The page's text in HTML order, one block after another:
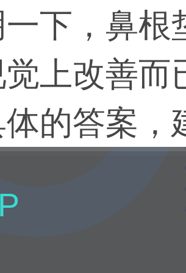
下，鼻根
上改善
的答案，